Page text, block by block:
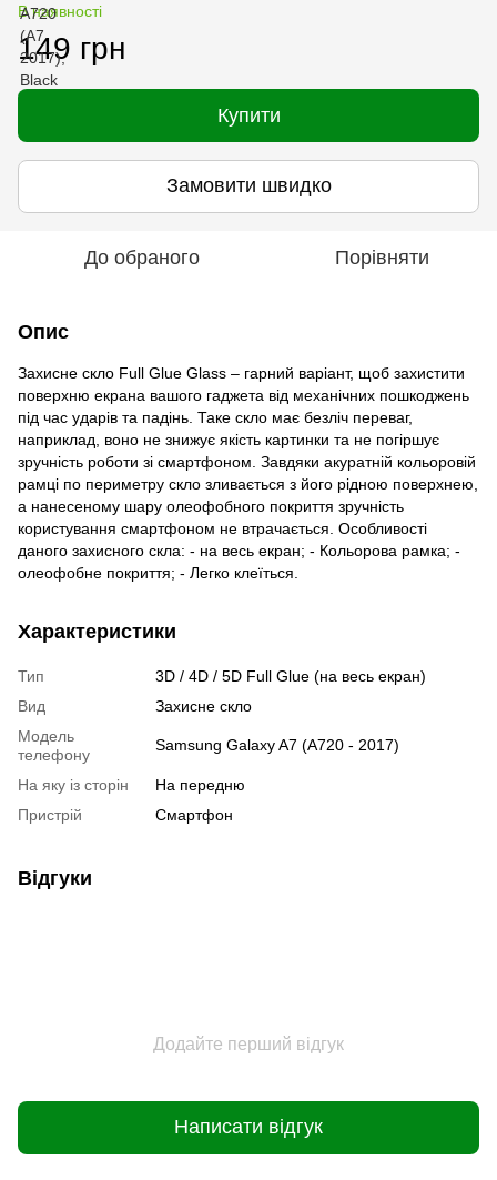
В наявності
149 грн
Купити
Замовити швидко
До обраного Порівняти
Опис
Захисне скло Full Glue Glass – гарний варіант, щоб захистити
поверхню екрана вашого гаджета від механічних пошкоджень
під час ударів та падінь. Таке скло має безліч переваг,
наприклад, воно не знижує якість картинки та не погіршує
зручність роботи зі смартфоном. Завдяки акуратній кольоровій
рамці по периметру скло зливається з його рідною поверхнею,
а нанесеному шару олеофобного покриття зручність
користування смартфоном не втрачається. Особливості
даного захисного скла: - на весь екран; - Кольорова рамка; -
олеофобне покриття; - Легко клеїться.
Характеристики
Тип
3D / 4D / 5D Full Glue (на весь екран)
Вид
Захисне скло
Модель
телефону
Samsung Galaxy A7 (A720 - 2017)
На яку із сторін
На передню
Пристрiй
Смартфон
Відгуки
Додайте перший відгук
Написати відгук